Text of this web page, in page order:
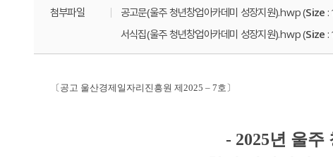
첨부파일 공고문(울주 청년창업아카데미 성장지원).hwp (Size :
서식집(울주 청년창업아카데미 성장지원).hwp (Size :
〔 공고 울산경제일자리진흥원 제2025 – 7호 〕
- 2025년 울주